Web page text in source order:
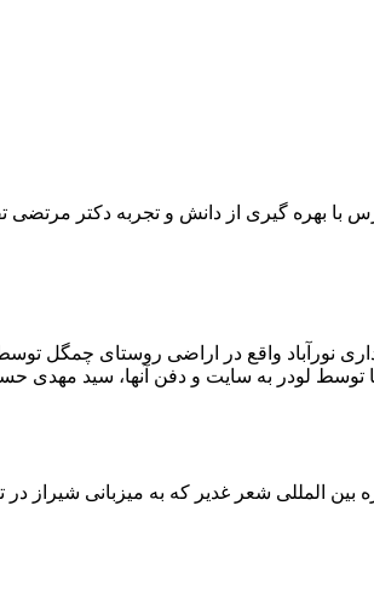
نورآباد واقع در اراضی روستای چمگل
المللی شعر غدیر که به میزبانی شیراز